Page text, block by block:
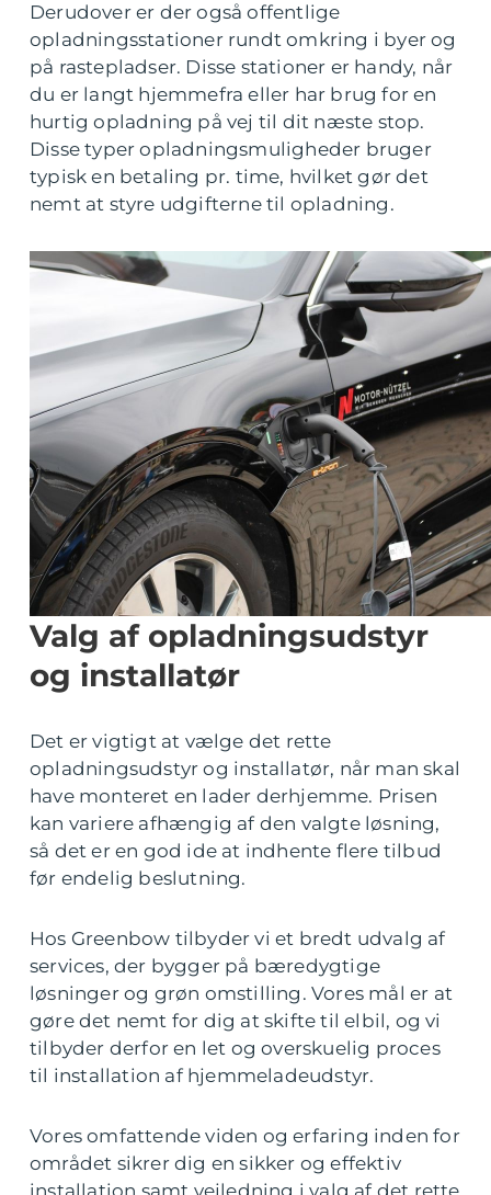
Derudover er der også offentlige
opladningsstationer rundt omkring i byer og
på rastepladser. Disse stationer er handy, når
du er langt hjemmefra eller har brug for en
hurtig opladning på vej til dit næste stop.
Disse typer opladningsmuligheder bruger
typisk en betaling pr. time, hvilket gør det
nemt at styre udgifterne til opladning.
Valg af opladningsudstyr
og installatør
Det er vigtigt at vælge det rette
opladningsudstyr og installatør, når man skal
have monteret en lader derhjemme. Prisen
kan variere afhængig af den valgte løsning,
så det er en god ide at indhente flere tilbud
før endelig beslutning.
Hos Greenbow tilbyder vi et bredt udvalg af
services, der bygger på bæredygtige
løsninger og grøn omstilling. Vores mål er at
gøre det nemt for dig at skifte til elbil, og vi
tilbyder derfor en let og overskuelig proces
til installation af hjemmeladeudstyr.
Vores omfattende viden og erfaring inden for
området sikrer dig en sikker og effektiv
installation samt vejledning i valg af det rette